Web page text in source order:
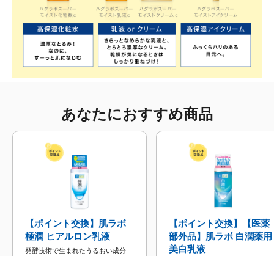
あなたにおすすめ商品
【ポイント交換】肌ラボ
極潤 ヒアルロン乳液
発酵技術で生まれたうるおい成分
【ポイント交換】【医薬
部外品】肌ラボ 白潤薬用
美白乳液